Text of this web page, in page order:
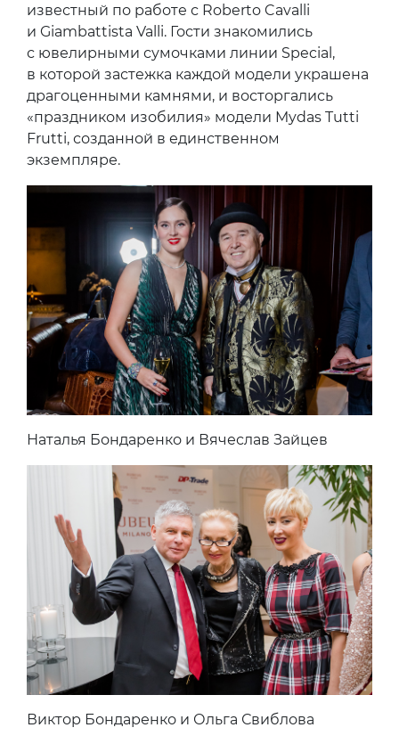
известный по работе с Roberto Cavalli
и Giambattista Valli. Гости знакомились
с ювелирными сумочками линии Special,
в которой застежка каждой модели украшена
драгоценными камнями, и восторгались
«праздником изобилия» модели Mydas Tutti
Frutti, созданной в единственном
экземпляре.
Наталья Бондаренко и Вячеслав Зайцев
Виктор Бондаренко и Ольга Свиблова